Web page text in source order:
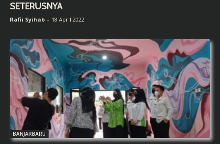
SETERUSNYA
Rafii Syihab - 18 April 2022
BANJARBARU